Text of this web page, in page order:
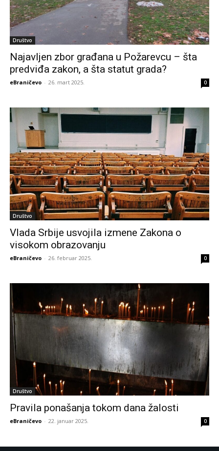
Društvo
Najavljen zbor građana u Požarevcu – šta
predviđa zakon, a šta statut grada?
eBraničevo - 26. mart 2025. 0
Društvo
Vlada Srbije usvojila izmene Zakona o
visokom obrazovanju
eBraničevo - 26. februar 2025. 0
Društvo
Pravila ponašanja tokom dana žalosti
eBraničevo - 22. januar 2025. 0